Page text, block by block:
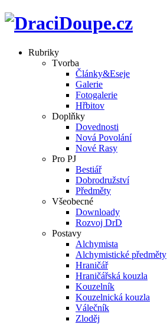
Rubriky
Tvorba
Články&Eseje
Galerie
Fotogalerie
Hřbitov
Doplňky
Dovednosti
Nová Povolání
Nové Rasy
Pro PJ
Bestiář
Dobrodružství
Předměty
Všeobecné
Downloady
Rozvoj DrD
Postavy
Alchymista
Alchymistické předměty
Hraničář
Hraničářská kouzla
Kouzelník
Kouzelnická kouzla
Válečník
Zloděj